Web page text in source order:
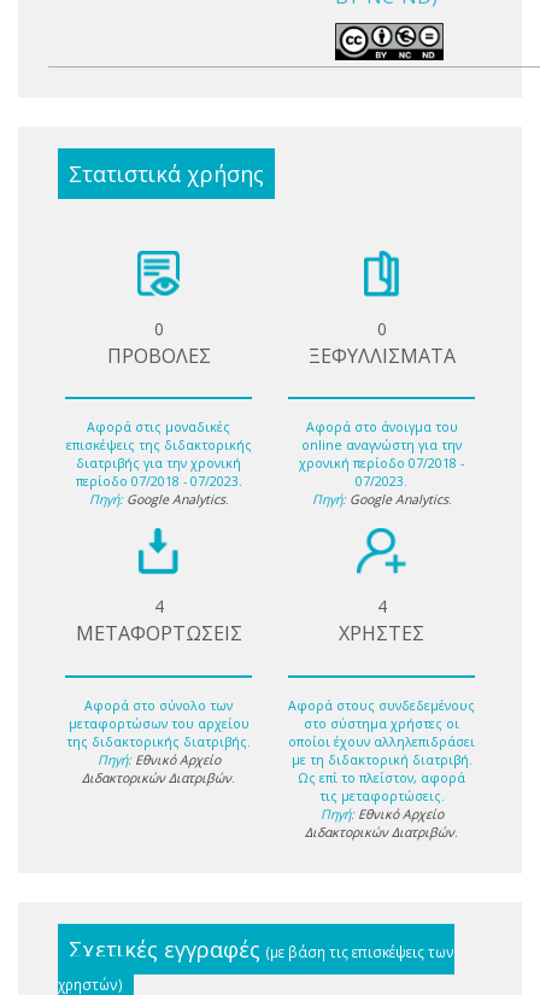
Στατιστικά χρήσης
0
ΠΡΟΒΟΛΕΣ
Αφορά στις μοναδικές
επισκέψεις της διδακτορικής
διατριβής για την χρονική
περίοδο 07/2018 - 07/2023.
Πηγή: Google Analytics.
0
ΞΕΦΥΛΛΙΣΜΑΤΑ
Αφορά στο άνοιγμα του
online αναγνώστη για την
χρονική περίοδο 07/2018 -
07/2023.
Πηγή: Google Analytics.
4
ΜΕΤΑΦΟΡΤΩΣΕΙΣ
Αφορά στο σύνολο των
μεταφορτώσων του αρχείου
της διδακτορικής διατριβής.
Πηγή: Εθνικό Αρχείο
Διδακτορικών Διατριβών.
4
ΧΡΗΣΤΕΣ
Αφορά στους συνδεδεμένους
στο σύστημα χρήστες οι
οποίοι έχουν αλληλεπιδράσει
με τη διδακτορική διατριβή.
Ως επί το πλείστον, αφορά
τις μεταφορτώσεις.
Πηγή: Εθνικό Αρχείο
Διδακτορικών Διατριβών.
Σχετικές εγγραφές (με βάση τις επισκέψεις των
χρηστών)